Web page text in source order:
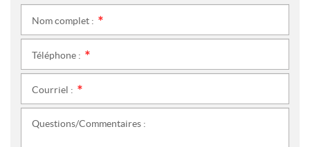
Nom complet :
Téléphone :
Courriel :
Questions/Commentaires :